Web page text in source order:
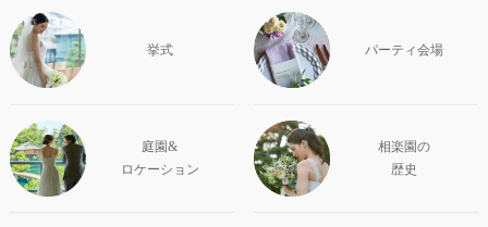
挙式 パーティ会場
庭園&
ロケーション
相楽園の
歴史